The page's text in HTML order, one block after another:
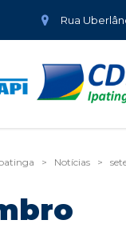
Rua
> Notícias >